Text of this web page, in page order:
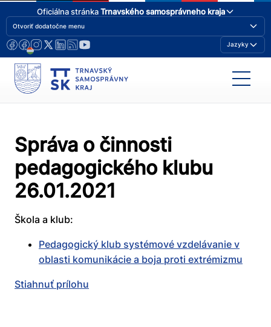
Oficiálna stránkaTrnavského samosprávneho kraja
Otvoriť dodatočne menu
Jazyky
Správa o činnosti
pedagogického klubu
26.01.2021
Škola a klub:
Pedagogický klub systémové vzdelávanie v
oblasti komunikácie a boja proti extrémizmu
Stiahnuť prílohu